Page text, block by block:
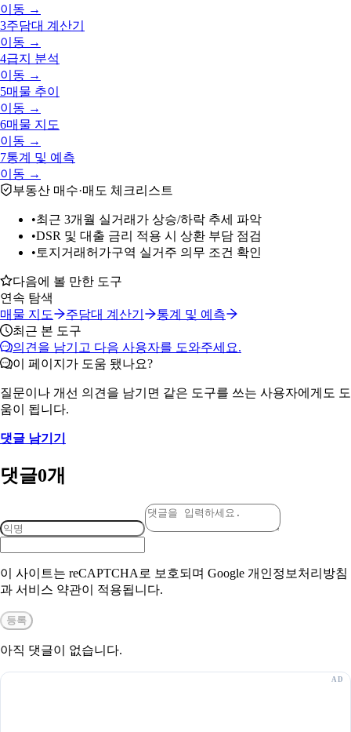
이동 →
3주담대 계산기
이동 →
4급지 분석
이동 →
5매물 추이
이동 →
6매물 지도
이동 →
7통계 및 예측
이동 →
부동산 매수·매도 체크리스트
•최근 3개월 실거래가 상승/하락 추세 파악
•DSR 및 대출 금리 적용 시 상환 부담 점검
• 토지거래허가구역 실거주 의무 조건 확인
다음에 볼 만한 도구
연속 탐색
매물 지도
주담대 계산기
통계 및 예측
최근 본 도구
의견을 남기고 다음 사용자를 도와주세요.
이 페이지가 도움 됐나요?
질문이나 개선 의견을 남기면 같은 도구를 쓰는 사용자에게도 도
움이 됩니다.
댓글 남기기
댓글0개
이 사이트는 reCAPTCHA로 보호되며 Google 개인정보처리방침
과 서비스 약관이 적용됩니다.
등록
아직 댓글이 없습니다.